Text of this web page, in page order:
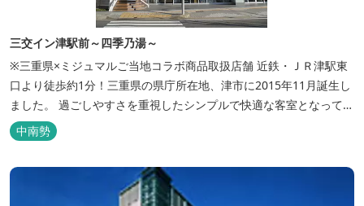
三交イン津駅前～四季乃湯～
※三重県×ミジュマルご当地コラボ商品取扱店舗 近鉄・ＪＲ津駅東
口より徒歩約1分！三重県の県庁所在地、津市に2015年11月誕生し
ました。 過ごしやすさを重視したシンプルで快適な客室となってお
り、ベッドはワイドなサイズで、羽毛布団をご用意。女性にやさし
いアメニティグッズを取り揃えており、連泊の方用にコインランド
リーもあります。 ご宿泊者専用の人工温泉大浴場「四季乃湯」で
中南勢